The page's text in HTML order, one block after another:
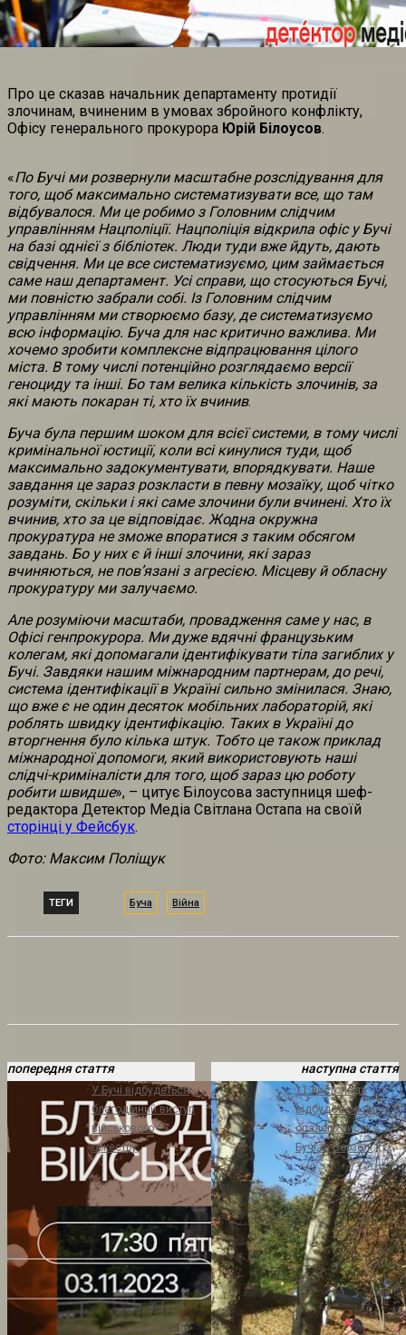
Про це сказав начальник департаменту протидії
злочинам, вчиненим в умовах збройного конфлікту,
Офісу генерального прокурора Юрій Білоусов.
«По Бучі ми розвернули масштабне розслідування для
того, щоб максимально систематизувати все, що там
відбувалося. Ми це робимо з Головним слідчим
управлінням Нацполіції. Нацполіція відкрила офіс у Бучі
на базі однієї з бібліотек. Люди туди вже йдуть, дають
свідчення. Ми це все систематизуємо, цим займається
саме наш департамент. Усі справи, що стосуються Бучі,
ми повністю забрали собі. Із Головним слідчим
управлінням ми створюємо базу, де систематизуємо
всю інформацію. Буча для нас критично важлива. Ми
хочемо зробити комплексне відпрацювання цілого
міста. В тому числі потенційно розглядаємо версії
геноциду та інші. Бо там велика кількість злочинів, за
які мають покаран ті, хто їх вчинив.
Буча була першим шоком для всієї системи, в тому числі
кримінальної юстиції, коли всі кинулися туди, щоб
максимально задокументувати, впорядкувати. Наше
завдання це зараз розкласти в певну мозаїку, щоб чітко
розуміти, скільки і які саме злочини були вчинені. Хто їх
вчинив, хто за це відповідає. Жодна окружна
прокуратура не зможе впоратися з таким обсягом
завдань. Бо у них є й інші злочини, які зараз
вчиняються, не пов’язані з агресією. Місцеву й обласну
прокуратуру ми залучаємо.
Але розуміючи масштаби, провадження саме у нас, в
Офісі генпрокурора. Ми дуже вдячні французьким
колегам, які допомагали ідентифікувати тіла загиблих у
Бучі. Завдяки нашим міжнародним партнерам, до речі,
система ідентифікації в Україні сильно змінилася. Знаю,
що вже є не один десяток мобільних лабораторій, які
роблять швидку ідентифікацію. Таких в Україні до
вторгнення було кілька штук. Тобто це також приклад
міжнародної допомоги, який використовують наші
слідчі-криміналісти для того, щоб зараз цю роботу
робити швидше», – цитує Білоусова заступниця шеф-
редактора Детектор Медіа Світлана Остапа на своїй
сторінці у Фейсбук.
Фото: Максим Поліщук
ТЕГИ Буча Війна
попередня стаття
У Бучі відбудеться
благодійний виступ
військового
оркестру
наступна стаття
11 листопада
відбудеться вивіз
опалого листя у
Бучі та Ворзелі